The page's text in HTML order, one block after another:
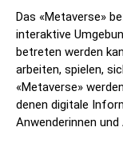
Das «Metaverse»
interaktive
betreten werden
arbeiten, spielen,
«Metaverse»
denen digitale
Anwenderinnen